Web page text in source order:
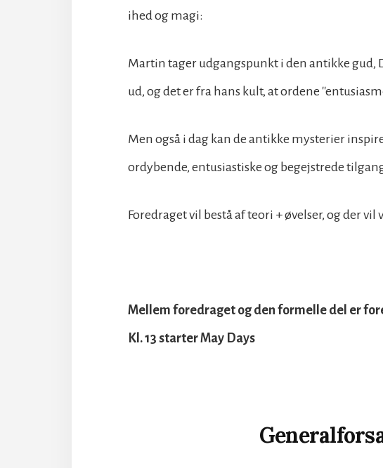
ihed og magi:
Martin tager udgangspunkt i den antikke gud,
ud, og det er fra hans kult, at ordene
Men også i dag kan de antikke mysterier
ordybende, entusiastiske og begejstrede
Foredraget vil bestå af teori + øvelser, og der
Mellem foredraget og den formelle del er
Kl. 13 starter May Days